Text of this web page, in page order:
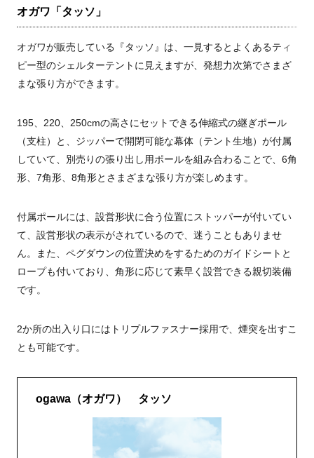
オガワ「タッソ」
オガワが販売している『タッソ』は、一見するとよくあるティ
ピー型のシェルターテントに見えますが、発想力次第でさまざ
まな張り方ができます。
195、220、250cmの高さにセットできる伸縮式の継ぎポール
（支柱）と、ジッパーで開閉可能な幕体（テント生地）が付属
していて、別売りの張り出し用ポールを組み合わることで、6角
形、7角形、8角形とさまざまな張り方が楽しめます。
付属ポールには、設営形状に合う位置にストッパーが付いてい
て、設営形状の表示がされているので、迷うこともありませ
ん。また、ペグダウンの位置決めをするためのガイドシートと
ロープも付いており、角形に応じて素早く設営できる親切装備
です。
2か所の出入り口にはトリプルファスナー採用で、煙突を出すこ
とも可能です。
ogawa（オガワ） タッソ